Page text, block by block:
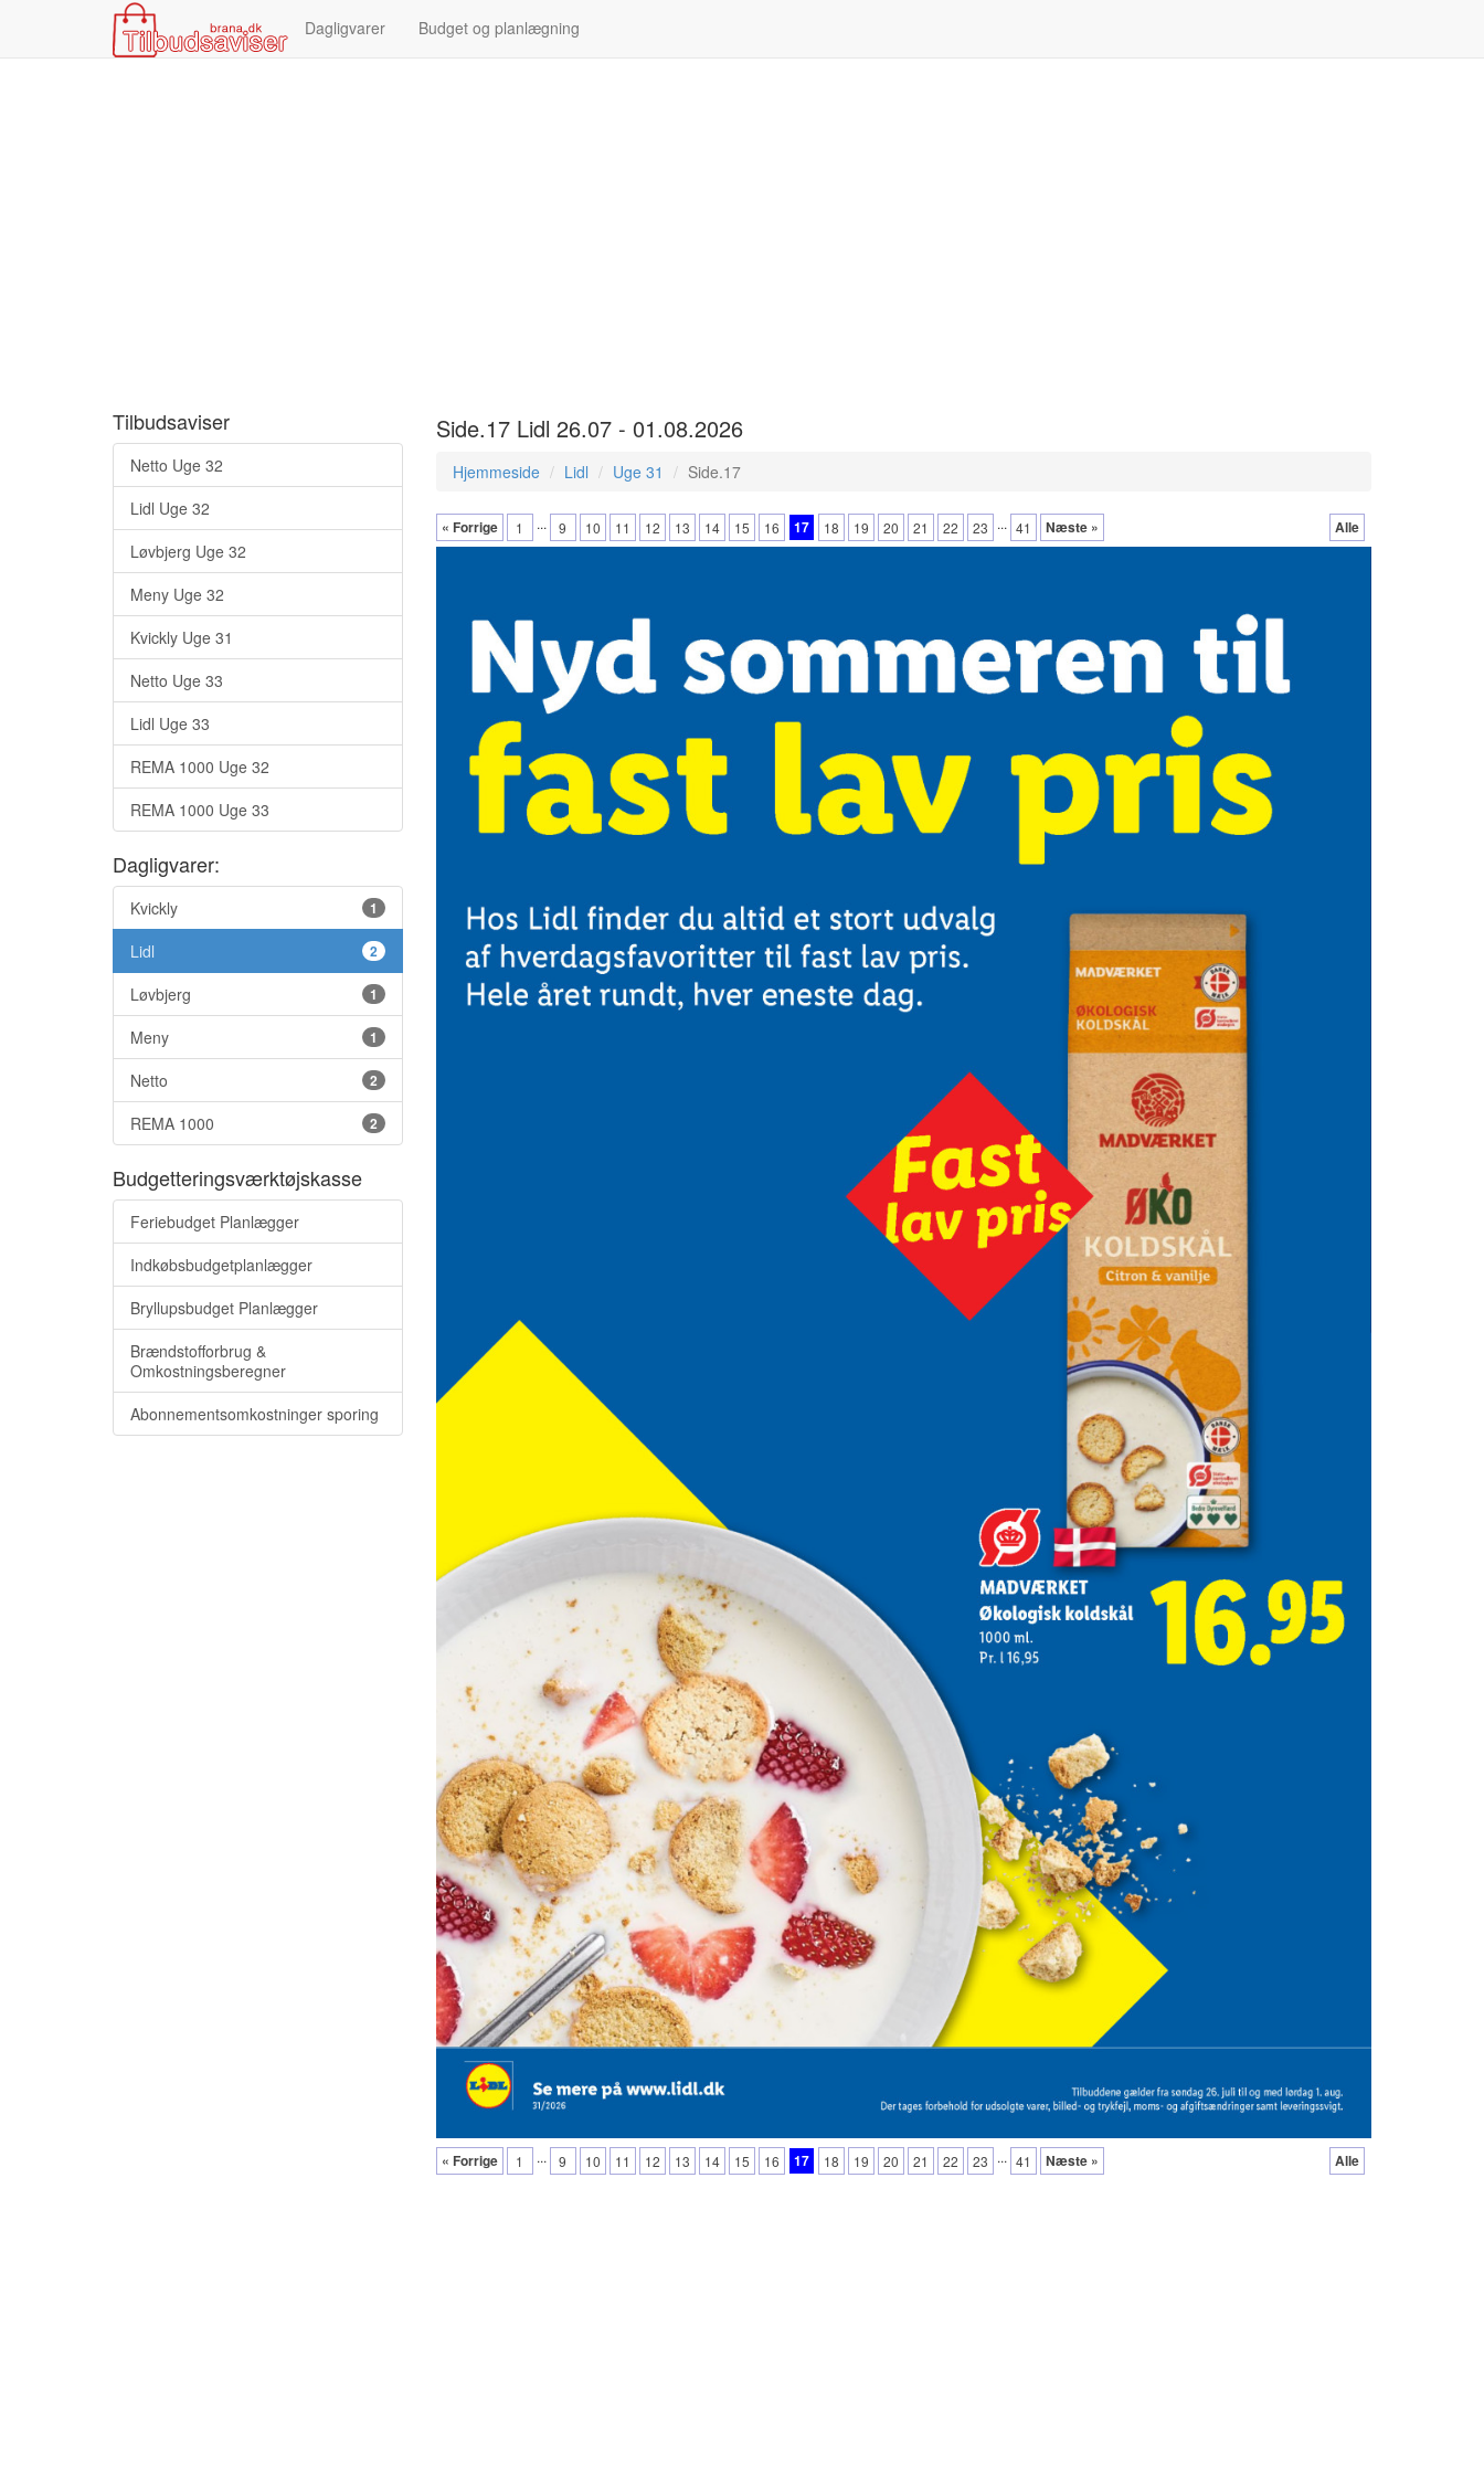
Dagligvarer Budget og planlægning
Tilbudsaviser
Netto Uge 32
Lidl Uge 32
Løvbjerg Uge 32
Meny Uge 32
Kvickly Uge 31
Netto Uge 33
Lidl Uge 33
REMA 1000 Uge 32
REMA 1000 Uge 33
Dagligvarer:
1
Kvickly
2
Lidl
1
Løvbjerg
1
Meny
2
Netto
2
REMA 1000
Budgetteringsværktøjskasse
Feriebudget Planlægger
Indkøbsbudgetplanlægger
Bryllupsbudget Planlægger
Brændstofforbrug &
Omkostningsberegner
Abonnementsomkostninger sporing
Side.17 Lidl 26.07 - 01.08.2026
Hjemmeside Lidl Uge 31 Side.17
« Forrige 1 ... 9 10 11 12 13 14 15 16 17 18 19 20 21 22 23 ... 41 Næste » Alle
« Forrige 1 ... 9 10 11 12 13 14 15 16 17 18 19 20 21 22 23 ... 41 Næste » Alle